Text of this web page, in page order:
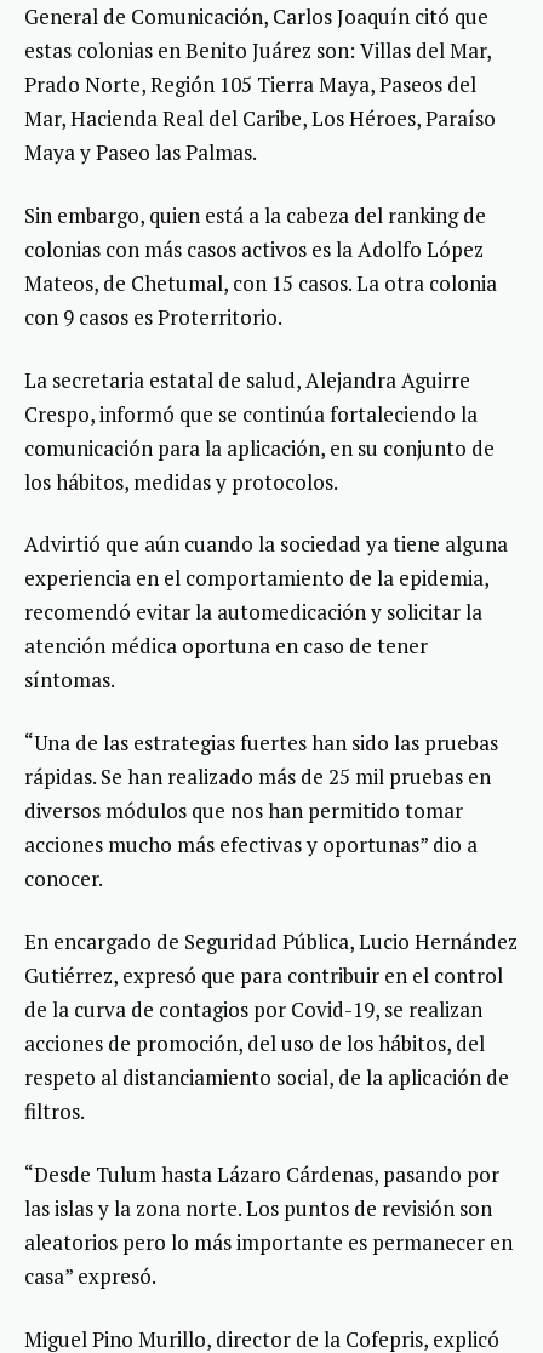
General de Comunicación, Carlos Joaquín citó que
estas colonias en Benito Juárez son: Villas del Mar,
Prado Norte, Región 105 Tierra Maya, Paseos del
Mar, Hacienda Real del Caribe, Los Héroes, Paraíso
Maya y Paseo las Palmas.
Sin embargo, quien está a la cabeza del ranking de
colonias con más casos activos es la Adolfo López
Mateos, de Chetumal, con 15 casos. La otra colonia
con 9 casos es Proterritorio.
La secretaria estatal de salud, Alejandra Aguirre
Crespo, informó que se continúa fortaleciendo la
comunicación para la aplicación, en su conjunto de
los hábitos, medidas y protocolos.
Advirtió que aún cuando la sociedad ya tiene alguna
experiencia en el comportamiento de la epidemia,
recomendó evitar la automedicación y solicitar la
atención médica oportuna en caso de tener
síntomas.
“Una de las estrategias fuertes han sido las pruebas
rápidas. Se han realizado más de 25 mil pruebas en
diversos módulos que nos han permitido tomar
acciones mucho más efectivas y oportunas” dio a
conocer.
En encargado de Seguridad Pública, Lucio Hernández
Gutiérrez, expresó que para contribuir en el control
de la curva de contagios por Covid-19, se realizan
acciones de promoción, del uso de los hábitos, del
respeto al distanciamiento social, de la aplicación de
filtros.
“Desde Tulum hasta Lázaro Cárdenas, pasando por
las islas y la zona norte. Los puntos de revisión son
aleatorios pero lo más importante es permanecer en
casa” expresó.
Miguel Pino Murillo, director de la Cofepris, explicó